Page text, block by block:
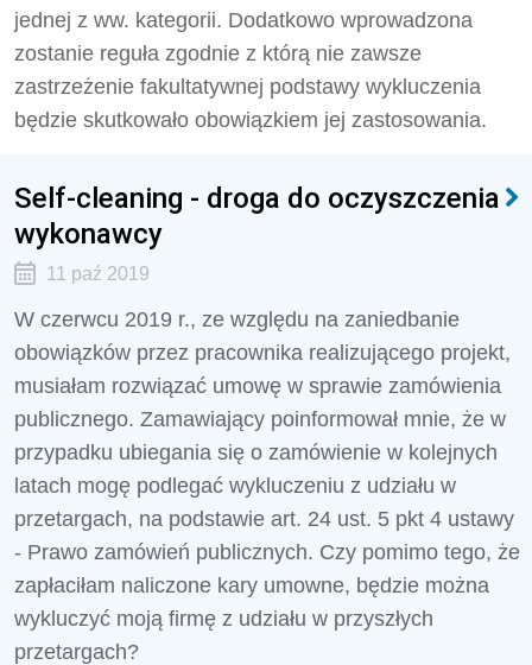
jednej z ww. kategorii. Dodatkowo wprowadzona
zostanie reguła zgodnie z którą nie zawsze
zastrzeżenie fakultatywnej podstawy wykluczenia
będzie skutkowało obowiązkiem jej zastosowania.
Self-cleaning - droga do oczyszczenia
wykonawcy
11 paź 2019
W czerwcu 2019 r., ze względu na zaniedbanie
obowiązków przez pracownika realizującego projekt,
musiałam rozwiązać umowę w sprawie zamówienia
publicznego. Zamawiający poinformował mnie, że w
przypadku ubiegania się o zamówienie w kolejnych
latach mogę podlegać wykluczeniu z udziału w
przetargach, na podstawie art. 24 ust. 5 pkt 4 ustawy
- Prawo zamówień publicznych. Czy pomimo tego, że
zapłaciłam naliczone kary umowne, będzie można
wykluczyć moją firmę z udziału w przyszłych
przetargach?